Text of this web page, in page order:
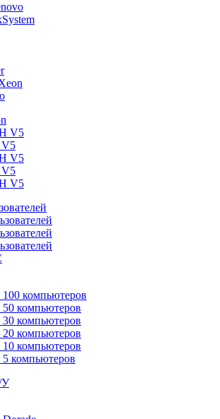
V5
V5
V5
V5
V5
100 компьютеров
50 компьютеров
30 компьютеров
20 компьютеров
10 компьютеров
5 компьютеров
У